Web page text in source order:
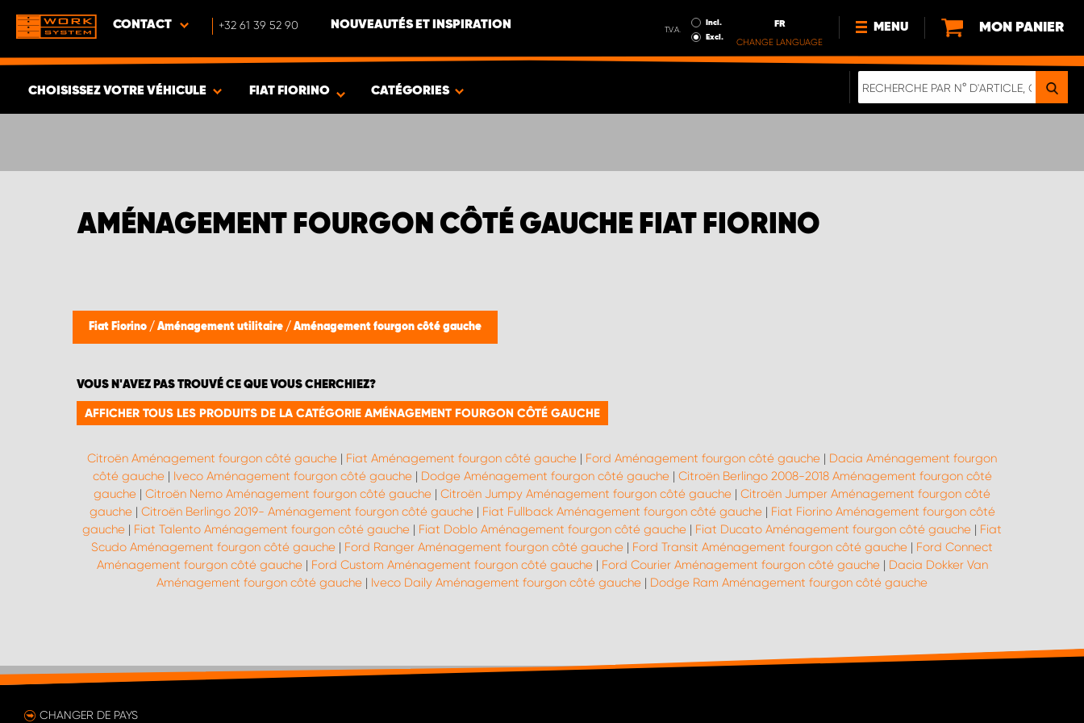
CONTACT +32 61 39 52 90 NOUVEAUTÉS ET INSPIRATION T.V.A.
Incl.
Excl.
FR
CHANGE LANGUAGE
MENU
NOUVEAUTÉS
MON PANIER
CHOISISSEZ VOTRE VÉHICULE FIAT FIORINO CATÉGORIES
AMÉNAGEMENT FOURGON CÔTÉ GAUCHE FIAT FIORINO
Fiat Fiorino / Aménagement utilitaire / Aménagement fourgon côté gauche
VOUS N'AVEZ PAS TROUVÉ CE QUE VOUS CHERCHIEZ?
AFFICHER TOUS LES PRODUITS DE LA CATÉGORIE AMÉNAGEMENT FOURGON CÔTÉ GAUCHE
Citroën Aménagement fourgon côté gauche | Fiat Aménagement fourgon côté gauche | Ford Aménagement fourgon côté gauche | Dacia Aménagement fourgon
côté gauche| Iveco Aménagement fourgon côté gauche| Dodge Aménagement fourgon côté gauche| Citroën Berlingo 2008-2018 Aménagement fourgon côté
gauche | Citroën Nemo Aménagement fourgon côté gauche | Citroën Jumpy Aménagement fourgon côté gauche | Citroën Jumper Aménagement fourgon côté
gauche| Citroën Berlingo 2019- Aménagement fourgon côté gauche| Fiat Fullback Aménagement fourgon côté gauche| Fiat Fiorino Aménagement fourgon côté
gauche | Fiat Talento Aménagement fourgon côté gauche | Fiat Doblo Aménagement fourgon côté gauche | Fiat Ducato Aménagement fourgon côté gauche | Fiat
Scudo Aménagement fourgon côté gauche | Ford Ranger Aménagement fourgon côté gauche | Ford Transit Aménagement fourgon côté gauche | Ford Connect
Aménagement fourgon côté gauche| Ford Custom Aménagement fourgon côté gauche| Ford Courier Aménagement fourgon côté gauche| Dacia Dokker Van
Aménagement fourgon côté gauche | Iveco Daily Aménagement fourgon côté gauche | Dodge Ram Aménagement fourgon côté gauche
CHANGER DE PAYS